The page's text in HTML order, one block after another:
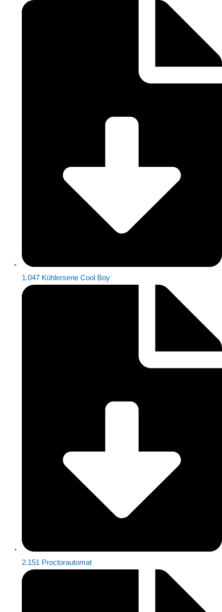
1.047 Kühlerserie Cool Boy
2.151 Proctorautomat